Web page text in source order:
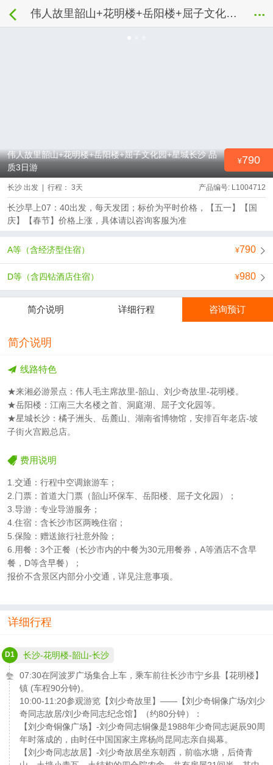
伟人故里韶山+花明楼+岳阳楼+屈子文化园+星城长沙 品质3日游
伟人故里韶山+花明楼+岳阳楼+屈子文化园+星城长沙 品
质3日游
790
产品编号: L1004712
长沙 出发 | 行程： 3天
长沙早上07：40出发，每天发团；标价为平时价格，【五一】【国
庆】【春节】价格上涨，具体请以咨询客服为准
790
A等（含经济型住宿）
980
D等（含四钻酒店住宿）
简介说明 详细行程 咨询预订
简介说明
线路特色
★来湘必游景点：伟人毛主席故里-韶山、刘少奇故里-花明楼。
★岳阳楼：江南三大名楼之首、洞庭湖、屈子文化园等。
★星城长沙：橘子洲头、岳麓山、湖南省博物馆，安排百年老店-坡
子街火宫殿总店。
费用说明
1.交通：行程中空调旅游车；
2.门票：首道大门票（韶山环保车、岳阳楼、屈子文化园）；
3.导游：专业导游服务；
4.住宿：含长沙市区两晚住宿；
5.保险：赠送旅行社意外险；
6.用餐：3个正餐（长沙市内的中餐为30元用餐券，A等酒店不含早
餐，D等含早餐）；
报价不含景区内部分小交通，详见注意事项。
详细行程
D1 长沙-花明楼-韶山-长沙
07:30在阿波罗广场集合上车，乘车前往长沙市宁乡县【花明楼】
镇 (车程90分钟)。
10:00-11:20参观游览【刘少奇故里】——【刘少奇铜像广场/刘少
奇同志故居/刘少奇同志纪念馆】（约80分钟）：
【刘少奇铜像广场】-刘少奇同志铜像是1988年少奇同志诞辰90周
年时落成的，由时任中国国家主席杨尚昆同志亲自揭幕。
【刘少奇同志故居】-刘少奇故居坐东朝西，前临水塘，后倚青